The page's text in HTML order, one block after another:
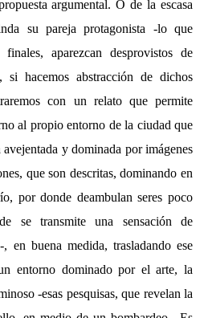
argumental. O de la escasa
su pareja protagonista -lo que
aparezcan desprovistos de
si hacemos abstracción de dichos
con un relato que permite
al propio entorno de la ciudad que
y dominada por imágenes
que son descritas, dominando en
por donde deambulan seres poco
se transmite una sensación de
en buena medida, trasladando ese
entorno dominado por el arte, la
-esas pesquisas, que revelan la